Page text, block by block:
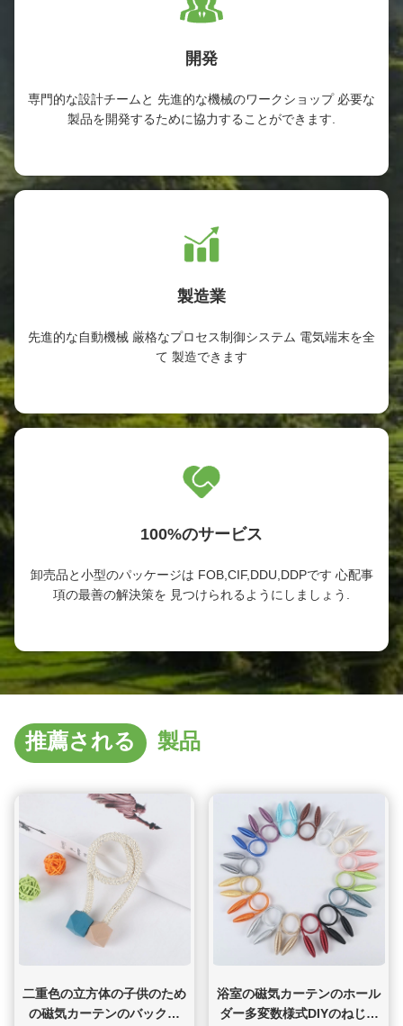
開発
専門的な設計チームと 先進的な機械のワークショップ 必要な
製品を開発するために協力することができます.
製造業
先進的な自動機械 厳格なプロセス制御システム 電気端末を全
て 製造できます
100%のサービス
卸売品と小型のパッケージは FOB,CIF,DDU,DDPです 心配事
項の最善の解決策を 見つけられるようにしましょう.
推薦される 製品
二重色の立方体の子供のため
の磁気カーテンのバックル
浴室の磁気カーテンのホール
ダー多変数様式DIYのねじれ